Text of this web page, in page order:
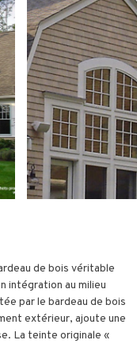
de bois véritable
intégration au milieu
par le bardeau de bois
extérieur, ajoute une
La teinte originale «